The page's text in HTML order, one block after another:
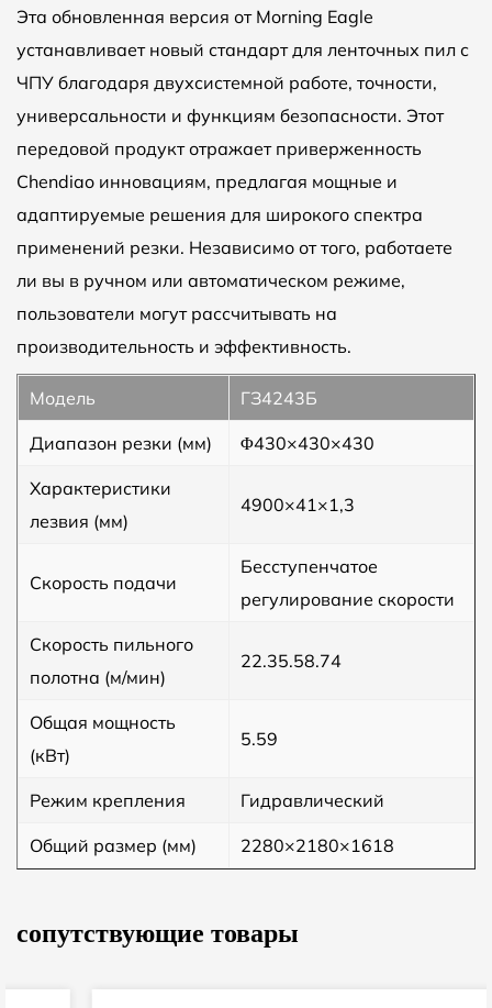
Эта обновленная версия от Morning Eagle
устанавливает новый стандарт для ленточных пил с
ЧПУ благодаря двухсистемной работе, точности,
универсальности и функциям безопасности. Этот
передовой продукт отражает приверженность
Chendiao инновациям, предлагая мощные и
адаптируемые решения для широкого спектра
применений резки. Независимо от того, работаете
ли вы в ручном или автоматическом режиме,
пользователи могут рассчитывать на
производительность и эффективность.
Модель ГЗ4243Б
Диапазон резки (мм) Φ430×430×430
Характеристики
лезвия (мм)
4900×41×1,3
Скорость подачи
Бесступенчатое
регулирование скорости
Скорость пильного
полотна (м/мин)
22.35.58.74
Общая мощность
(кВт)
5.59
Режим крепления Гидравлический
Общий размер (мм) 2280×2180×1618
сопутствующие товары